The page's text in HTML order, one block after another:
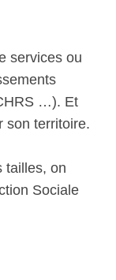
services ou
…). Et
son territoire.
tailles, on
Sociale